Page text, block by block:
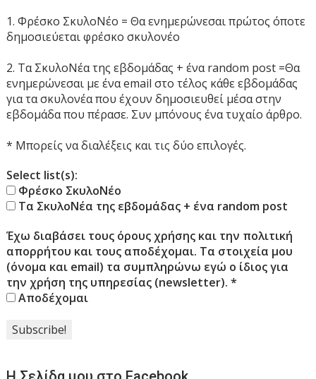
1. Φρέσκο ΣκυλοΝέο = Θα ενημερώνεσαι πρώτος όποτε
δημοσιεύεται φρέσκο σκυλονέο
2. Τα ΣκυλοΝέα της εβδομάδας + ένα random post =Θα
ενημερώνεσαι με ένα email στο τέλος κάθε εβδομάδας
για τα σκυλονέα που έχουν δημοσιευθεί μέσα στην
εβδομάδα που πέρασε. Συν μπόνους ένα τυχαίο άρθρο.
* Μπορείς να διαλέξεις και τις δύο επιλογές.
Select list(s):
Φρέσκο ΣκυλοΝέο
Τα ΣκυλοΝέα της εβδομάδας + ένα random post
Έχω διαβάσει τους όρους χρήσης και την πολιτική
απορρήτου και τους αποδέχομαι. Τα στοιχεία μου
(όνομα και email) τα συμπληρώνω εγώ ο ίδιος για
την χρήση της υπηρεσίας (newsletter).*
Αποδέχομαι